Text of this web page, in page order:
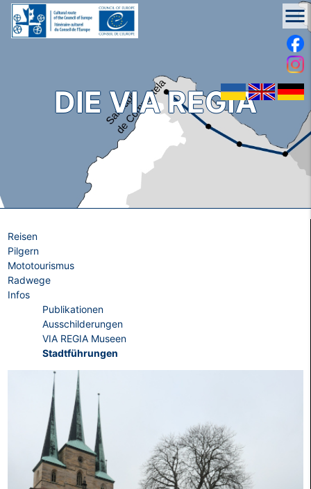
menu
DIE VIA REGIA
Reisen
Pilgern
Mototourismus
Radwege
Infos
Publikationen
Ausschilderungen
VIA REGIA Museen
Stadtführungen